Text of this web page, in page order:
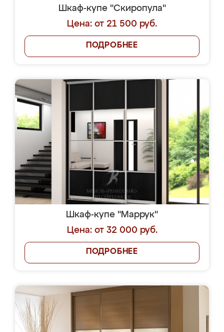
Шкаф-купе "Скиропула"
Цена: от 21 500 руб.
ПОДРОБНЕЕ
Шкаф-купе "Маррук"
Цена: от 32 000 руб.
ПОДРОБНЕЕ